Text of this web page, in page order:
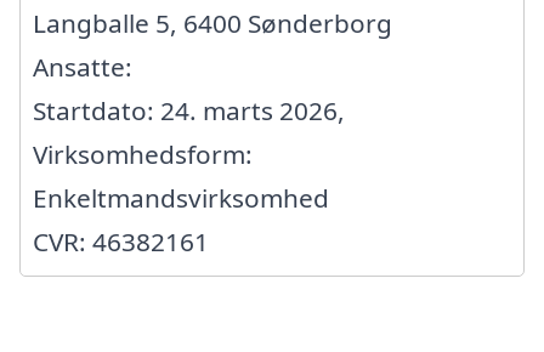
Langballe 5, 6400 Sønderborg
Ansatte:
Startdato: 24. marts 2026,
Virksomhedsform:
Enkeltmandsvirksomhed
CVR: 46382161